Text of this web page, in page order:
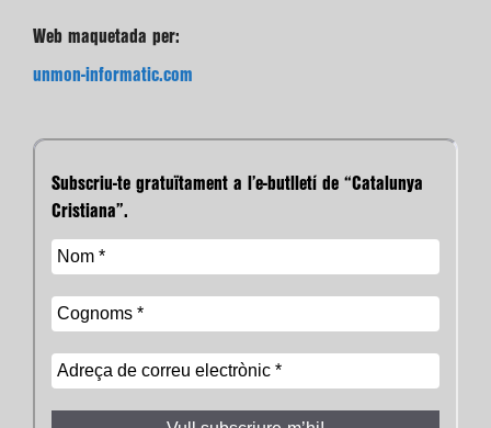
Web maquetada per:
unmon-informatic.com
Subscriu-te gratuïtament a l’e-butlletí de “Catalunya
Cristiana”.